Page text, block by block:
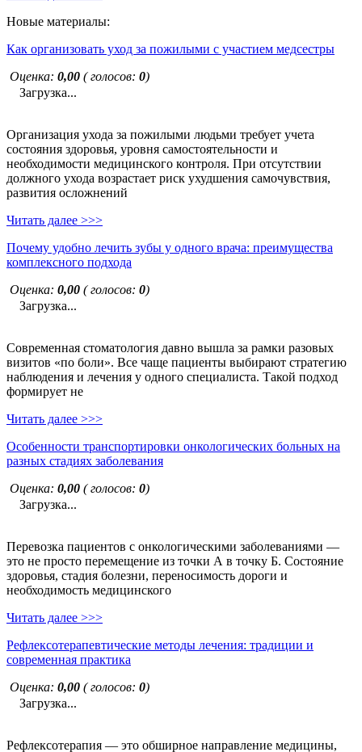
Новые материалы:
Как организовать уход за пожилыми с участием медсестры
Оценка: 0,00 ( голосов: 0)
Загрузка...
Организация ухода за пожилыми людьми требует учета
состояния здоровья, уровня самостоятельности и
необходимости медицинского контроля. При отсутствии
должного ухода возрастает риск ухудшения самочувствия,
развития осложнений
Читать далее >>>
Почему удобно лечить зубы у одного врача: преимущества
комплексного подхода
Оценка: 0,00 ( голосов: 0)
Загрузка...
Современная стоматология давно вышла за рамки разовых
визитов «по боли». Все чаще пациенты выбирают стратегию
наблюдения и лечения у одного специалиста. Такой подход
формирует не
Читать далее >>>
Особенности транспортировки онкологических больных на
разных стадиях заболевания
Оценка: 0,00 ( голосов: 0)
Загрузка...
Перевозка пациентов с онкологическими заболеваниями —
это не просто перемещение из точки А в точку Б. Состояние
здоровья, стадия болезни, переносимость дороги и
необходимость медицинского
Читать далее >>>
Рефлексотерапевтические методы лечения: традиции и
современная практика
Оценка: 0,00 ( голосов: 0)
Загрузка...
Рефлексотерапия — это обширное направление медицины,